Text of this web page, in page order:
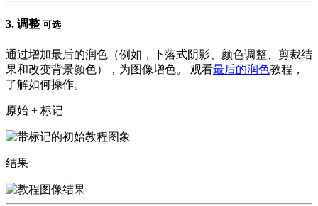
3. 调整 可选
通过增加最后的润色（例如，下落式阴影、颜色调整、剪裁结
果和改变背景颜色），为图像增色。 观看最后的润色教程，
了解如何操作。
原始 + 标记
结果